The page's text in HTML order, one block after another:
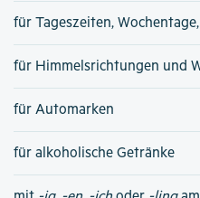
für Tageszeiten,
für Himmelsrichtungen und
für Automarken
für alkoholische Getränke